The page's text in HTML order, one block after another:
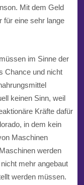
Mit dem Geld
für eine sehr lange
im Sinne der
Chance und nicht
keinen Sinn, weil
Kräfte dafür
in dem kein
Maschinen
werden
mehr angebaut
werden müssen.